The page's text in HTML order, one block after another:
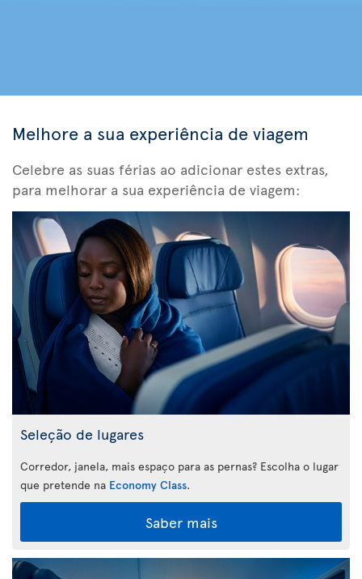
Melhore a sua experiência de viagem
Celebre as suas férias ao adicionar estes extras,
para melhorar a sua experiência de viagem:
Seleção de lugares
Corredor, janela, mais espaço para as pernas? Escolha o lugar
que pretende na Economy Class.
Saber mais